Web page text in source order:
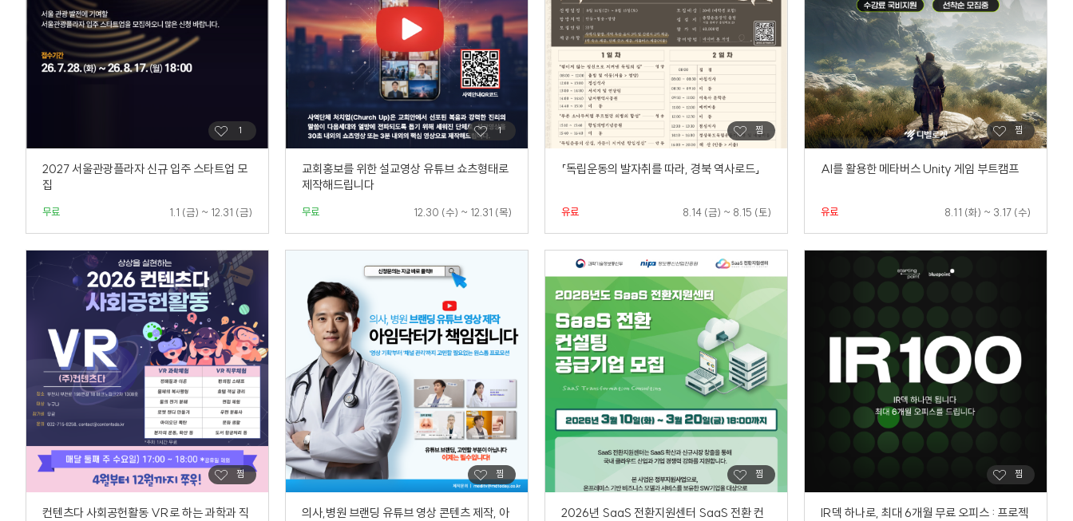
2027 서울관광플라자 신규 입주 스타트업 모
집
무료 1.1 (금) ~ 12.31 (금)
교회홍보를 위한 설교영상 유튜브 쇼츠형태로
제작해드립니다
무료 12.30 (수) ~ 12.31 (목)
「독립운동의 발자취를 따라, 경북 역사로드」
유료 8.14 (금) ~ 8.15 (토)
AI를 활용한 메타버스 Unity 게임 부트캠프
유료 8.11 (화) ~ 3.17 (수)
컨텐츠다 사회공헌활동 VR로 하는 과학과 직
의사,병원 브랜딩 유튜브 영상 콘텐츠 제작, 아
2026년 SaaS 전환지원센터 SaaS 전환 컨
IR덱 하나로, 최대 6개월 무료 오피스 : 프로젝